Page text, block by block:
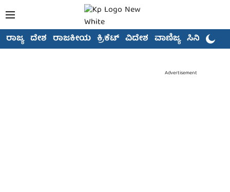
ರಾಜ್ಯ ದೇಶ ರಾಜಕೀಯ ಕ್ರಿಕೆಟ್ ವಿದೇಶ ವಾಣಿಜ್ಯ ಸಿನಿಮಾ
Advertisement